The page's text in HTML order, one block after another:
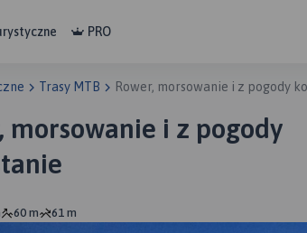
PRO
Trasy MTB Rower, morsowanie i z pogody
morsowanie i z pogody
60 m 61 m